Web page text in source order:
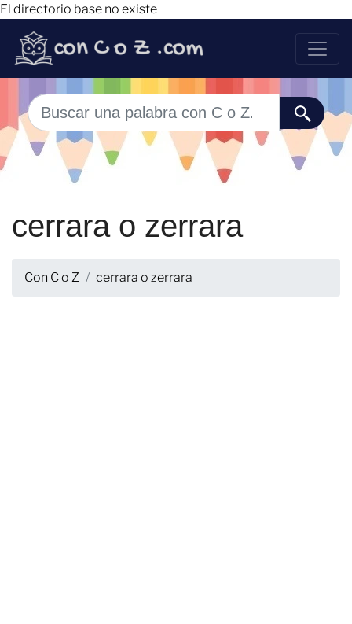
El directorio base no existe
cerrara o zerrara
Con C o Z cerrara o zerrara